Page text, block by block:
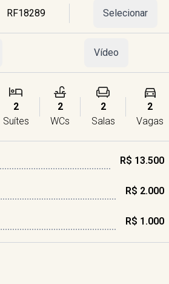
RF18289 Selecionar
Vídeo
2
Suítes
2
WCs
2
Salas
2
Vagas
R$ 13.500
R$ 2.000
R$ 1.000